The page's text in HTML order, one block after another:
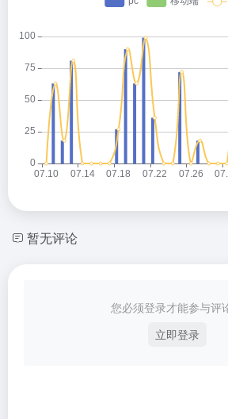
暂无评论
您必须登录才能参与评
立即登录